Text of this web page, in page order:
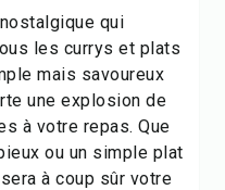
qui
les currys et plats
mais savoureux
une explosion de
à votre repas. Que
ou un simple plat
à coup sûr votre